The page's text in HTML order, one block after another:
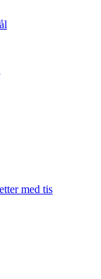
med tis